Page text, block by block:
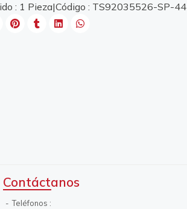
: 1 Pieza|Código : TS92035526-SP-44
Contáctanos
Teléfonos